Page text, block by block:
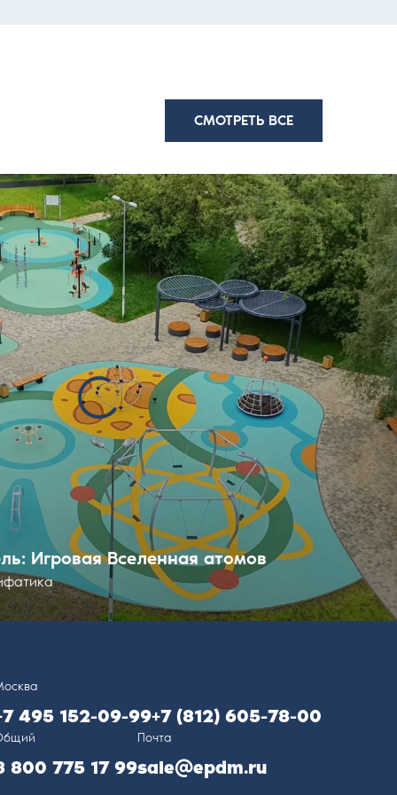
СМОТРЕТЬ ВСЕ
Игровая Вселенная атомов
495 152-09-99+7 (812) 605-78-00
800 775 17 99
Почта
sale@epdm.ru